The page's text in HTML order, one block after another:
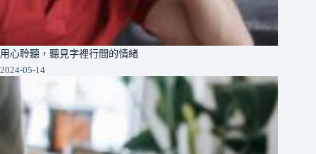
用心聆聽，聽見字裡行間的情緒
2024-05-14